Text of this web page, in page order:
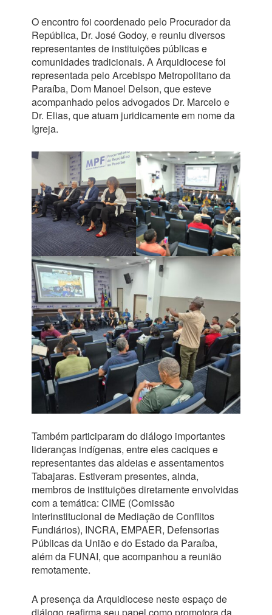
O encontro foi coordenado pelo Procurador da
República, Dr. José Godoy, e reuniu diversos
representantes de instituições públicas e
comunidades tradicionais. A Arquidiocese foi
representada pelo Arcebispo Metropolitano da
Paraíba, Dom Manoel Delson, que esteve
acompanhado pelos advogados Dr. Marcelo e
Dr. Elias, que atuam juridicamente em nome da
Igreja.
Também participaram do diálogo importantes
lideranças indígenas, entre eles caciques e
representantes das aldeias e assentamentos
Tabajaras. Estiveram presentes, ainda,
membros de instituições diretamente envolvidas
com a temática: CIME (Comissão
Interinstitucional de Mediação de Conflitos
Fundiários), INCRA, EMPAER, Defensorias
Públicas da União e do Estado da Paraíba,
além da FUNAI, que acompanhou a reunião
remotamente.
A presença da Arquidiocese neste espaço de
diálogo reafirma seu papel como promotora da